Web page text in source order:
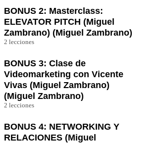
8:00pm
Ebook (Descargable)
BONUS 2: Masterclass:
ELEVATOR PITCH (Miguel
Zambrano) (Miguel Zambrano)
Planitlla de Elevator Pitch
2 lecciones
BONUS 3: Clase de
Videomarketing con Vicente
Vivas (Miguel Zambrano)
(Miguel Zambrano)
Guía Reels y Tiktok – Vicente Vivas
2 lecciones
BONUS 4: NETWORKING Y
RELACIONES (Miguel